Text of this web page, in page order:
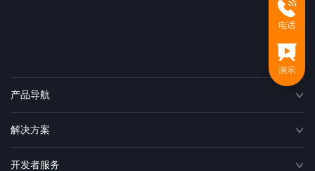
产品导航
解决方案
开发者服务
电话
演示